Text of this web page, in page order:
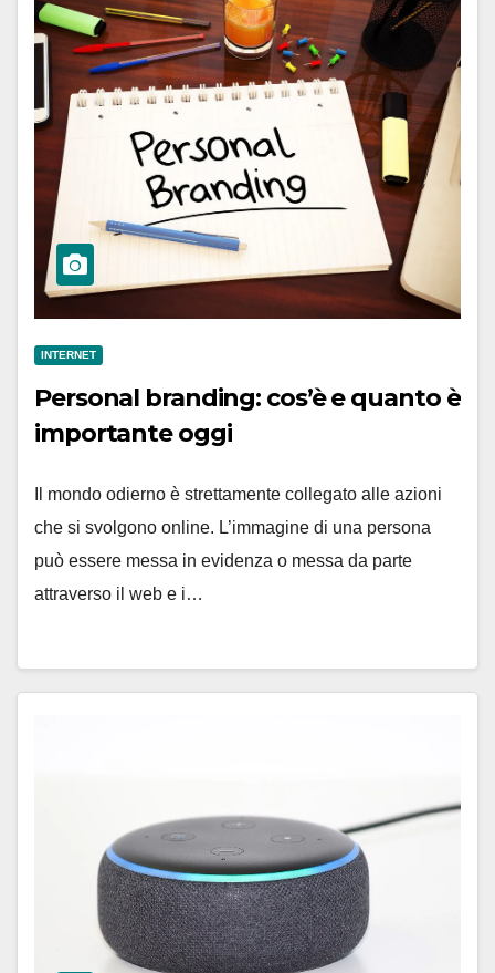
INTERNET
Personal branding: cos’è e quanto è
importante oggi
Il mondo odierno è strettamente collegato alle azioni
che si svolgono online. L’immagine di una persona
può essere messa in evidenza o messa da parte
attraverso il web e i…